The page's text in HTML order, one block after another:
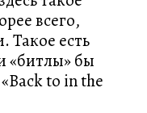
всего,
Такое есть
«битлы» бы
to in the